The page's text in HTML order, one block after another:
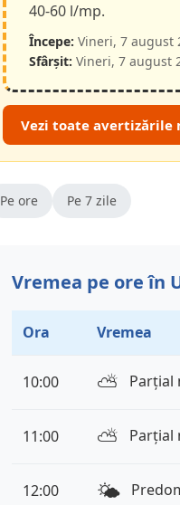
40-60 l/mp.
Începe: Vineri, 7 august
Sfârșit: Vineri, 7 august
Vezi toate avertizările
Pe ore Pe 7 zile
Vremea pe ore în
Ora Vremea
10:00 ⛅️ Parțial
11:00 ⛅️ Parțial
12:00 🌤️